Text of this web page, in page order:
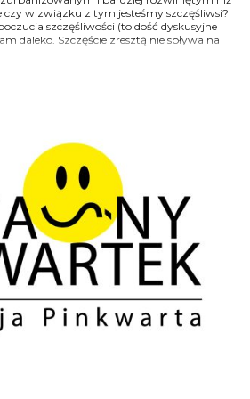
czy w związku z tym jesteśmy szczęśliwsi?
szczęśliwości (to dość dyskusyjne
daleko. Szczęście zresztą nie spływa na